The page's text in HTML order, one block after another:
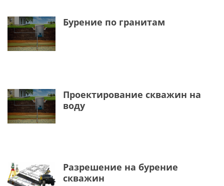
Бурение по гранитам
Проектирование скважин на
воду
Разрешение на бурение
скважин